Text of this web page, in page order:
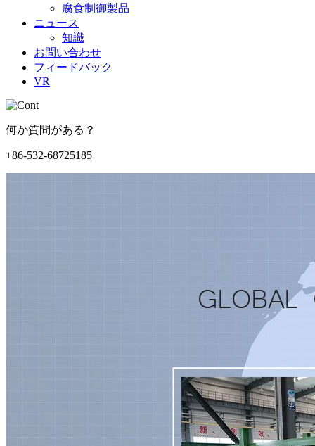
腐食制御製品
ニュース
知識
お問い合わせ
フィードバック
VR
何か質問がある？
+86-532-68725185